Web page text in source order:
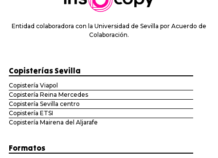
Entidad colaboradora con la Universidad de Sevilla por Acuerdo de
Colaboración.
Copisterías Sevilla
Copistería Viapol
Copistería Reina Mercedes
Copistería Sevilla centro
Copistería ETSI
Copistería Mairena del Aljarafe
Formatos